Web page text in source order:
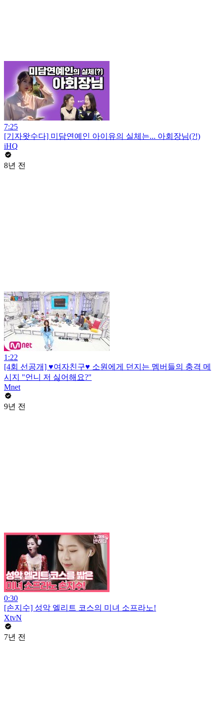
7:25
[기자왓수다] 미담연예인 아이유의 실체는... 아회장님(?!)
iHQ
8년 전
1:22
[4회 선공개] ♥여자친구♥ 소원에게 던지는 멤버들의 충격 메
시지 "언니 저 싫어해요?"
Mnet
9년 전
0:30
[손지수] 성악 엘리트 코스의 미녀 소프라노!
XtvN
7년 전